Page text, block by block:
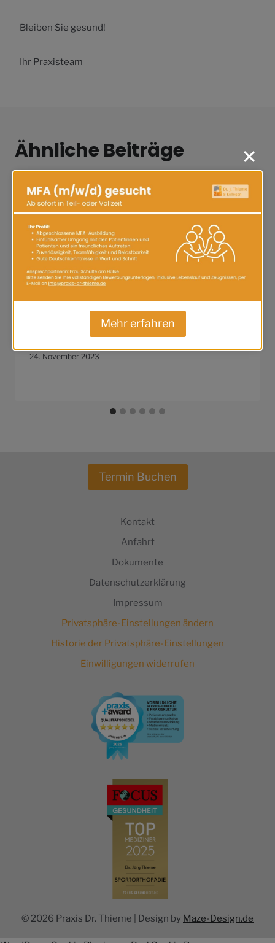
Bleiben Sie gesund!
Ihr Praxisteam
Ähnliche Beiträge
Wichtiger Hinweis: Parkplatz­
situation ab dem 27.11.
24. November 2023
Kontakt
Anfahrt
Dokumente
Datenschutzerklärung
Impressum
Privatsphäre-Einstellungen ändern
Historie der Privatsphäre-Einstellungen
Einwilligungen widerrufen
Termin Buchen
© 2026 Praxis Dr. Thieme | Design by Maze-Design.de
Mehr erfahren